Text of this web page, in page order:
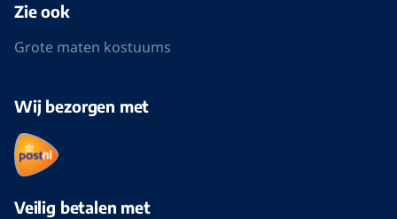
Zie ook
Grote maten kostuums
Wij bezorgen met
Veilig betalen met